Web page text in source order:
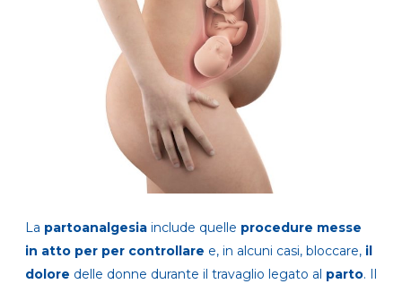
La partoanalgesia include quelle procedure messe
in atto per per controllare e, in alcuni casi, bloccare, il
dolore delle donne durante il travaglio legato al parto. Il